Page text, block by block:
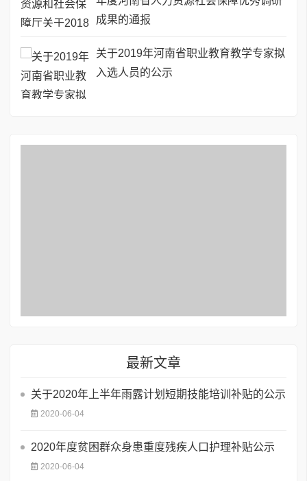
成果的通报
关于2019年河南省职业教育教学专家拟
入选人员的公示
最新文章
关于2020年上半年雨露计划短期技能培训补贴的公示
2020-06-04
2020年度贫困群众身患重度残疾人口护理补贴公示
2020-06-04